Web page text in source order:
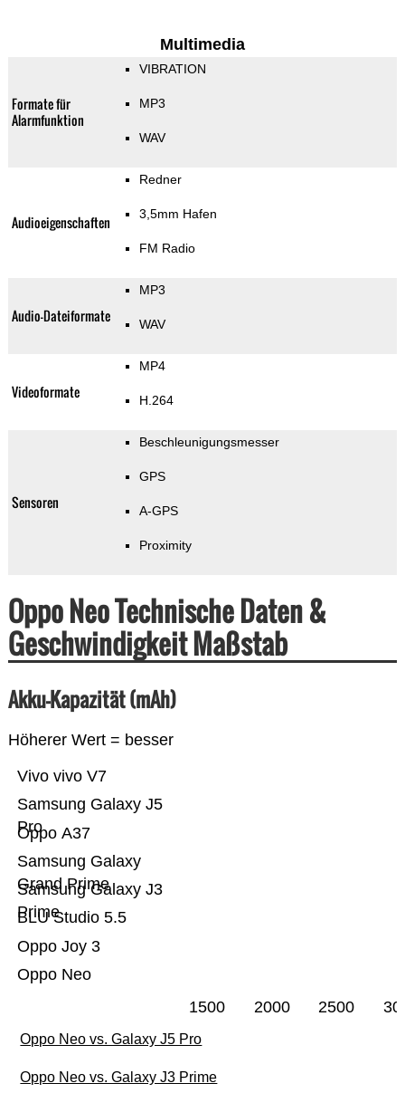
Multimedia
Formate für
Alarmfunktion
VIBRATION
MP3
WAV
Audioeigenschaften
Redner
3,5mm Hafen
FM Radio
Audio-Dateiformate
MP3
WAV
Videoformate
MP4
H.264
Sensoren
Beschleunigungsmesser
GPS
A-GPS
Proximity
Oppo Neo Technische Daten &
Geschwindigkeit Maßstab
Akku-Kapazität (mAh)
Höherer Wert = besser
Oppo Neo
Oppo Joy 3
BLU Studio 5.5
Samsung Galaxy J3
Prime
Samsung Galaxy
Grand Prime
Oppo A37
Samsung Galaxy J5
Pro
Vivo vivo V7
1500 2000 2500
Oppo Neo vs. Galaxy J5 Pro
Oppo Neo vs. Galaxy J3 Prime